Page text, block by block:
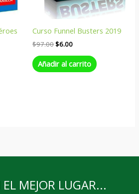
Curso Funnel Busters 2019
$97.00$6.00
Añadir al carrito
EL MEJOR LUGAR...